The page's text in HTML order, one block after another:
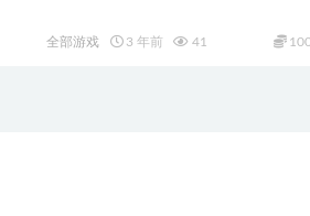
全部游戏 3 年前 41